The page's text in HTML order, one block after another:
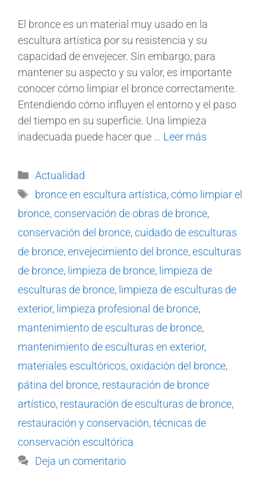
El bronce es un material muy usado en la
escultura artística por su resistencia y su
capacidad de envejecer. Sin embargo, para
mantener su aspecto y su valor, es importante
conocer cómo limpiar el bronce correctamente.
Entendiendo cómo influyen el entorno y el paso
del tiempo en su superficie. Una limpieza
inadecuada puede hacer que … Leer más
Actualidad
bronce en escultura artística,cómo limpiar el
bronce,conservación de obras de bronce,
conservación del bronce,cuidado de esculturas
de bronce,envejecimiento del bronce,esculturas
de bronce, limpieza de bronce, limpieza de
esculturas de bronce, limpieza de esculturas de
exterior, limpieza profesional de bronce,
mantenimiento de esculturas de bronce,
mantenimiento de esculturas en exterior,
materiales escultóricos,oxidación del bronce,
pátina del bronce, restauración de bronce
artístico, restauración de esculturas de bronce,
restauración y conservación,técnicas de
conservación escultórica
Deja un comentario